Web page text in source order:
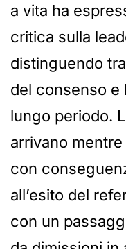
a vita ha
critica sulla
distinguendo
del consenso e
lungo periodo.
arrivano
con
all’esito del
con un